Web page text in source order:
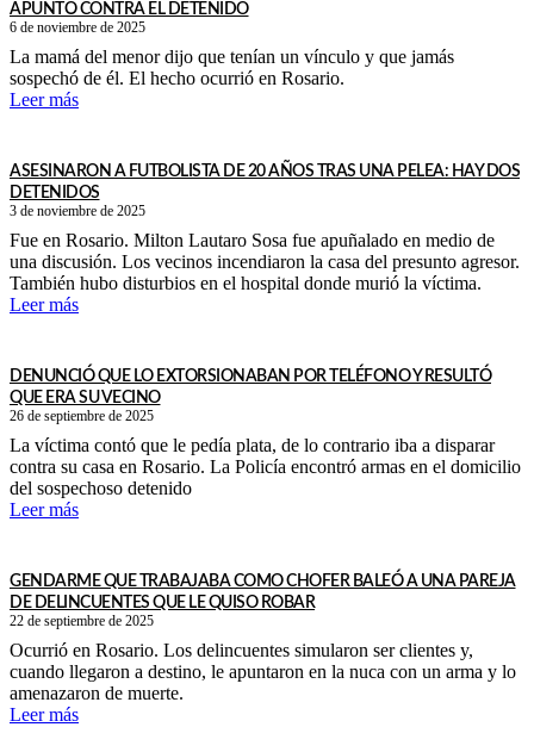
APUNTÓ CONTRA EL DETENIDO
6 de noviembre de 2025
La mamá del menor dijo que tenían un vínculo y que jamás
sospechó de él. El hecho ocurrió en Rosario.
Leer más
ASESINARON A FUTBOLISTA DE 20 AÑOS TRAS UNA PELEA: HAY DOS
DETENIDOS
3 de noviembre de 2025
Fue en Rosario. Milton Lautaro Sosa fue apuñalado en medio de
una discusión. Los vecinos incendiaron la casa del presunto agresor.
También hubo disturbios en el hospital donde murió la víctima.
Leer más
DENUNCIÓ QUE LO EXTORSIONABAN POR TELÉFONO Y RESULTÓ
QUE ERA SU VECINO
26 de septiembre de 2025
La víctima contó que le pedía plata, de lo contrario iba a disparar
contra su casa en Rosario. La Policía encontró armas en el domicilio
del sospechoso detenido
Leer más
GENDARME QUE TRABAJABA COMO CHOFER BALEÓ A UNA PAREJA
DE DELINCUENTES QUE LE QUISO ROBAR
22 de septiembre de 2025
Ocurrió en Rosario. Los delincuentes simularon ser clientes y,
cuando llegaron a destino, le apuntaron en la nuca con un arma y lo
amenazaron de muerte.
Leer más